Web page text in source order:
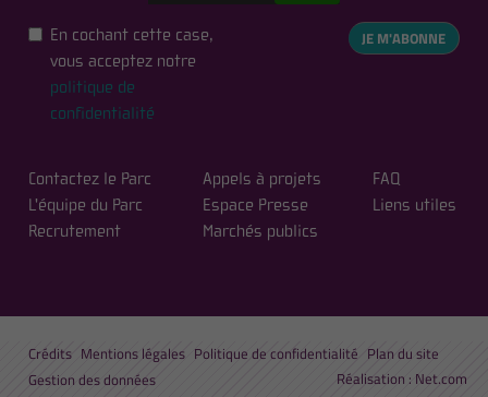
En cochant cette case,
vous acceptez notre
politique de
confidentialité
JE M'ABONNE
Contactez le Parc
L'équipe du Parc
Recrutement
Appels à projets
Espace Presse
Marchés publics
FAQ
Liens utiles
Crédits Mentions légales Politique de confidentialité Plan du site
Réalisation : Net.com
Gestion des données